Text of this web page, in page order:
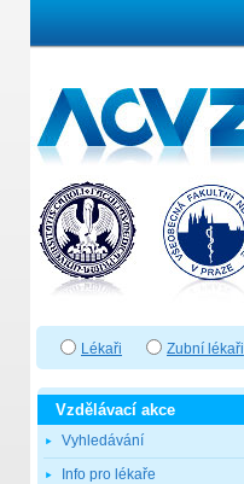
Lékaři Zubní lékaři
Vzdělávací akce
Vyhledávání
Info pro lékaře